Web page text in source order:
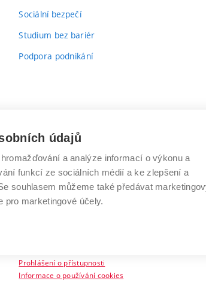
Sociální bezpečí
Studium bez bariér
Podpora podnikání
VYSOKÉ UČENÍ TECHNICKÉ V BRNĚ
Antonínská 548/1
602 00 Brno
www.vut.cz
Prohlášení o přístupnosti
Informace o používání cookies
údajů
a analýze informací o výkonu a
funkcí ze sociálních médií a ke zlepšení a
souhlasem můžeme také předávat
pro marketingové účely.